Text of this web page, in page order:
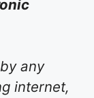
any
internet,